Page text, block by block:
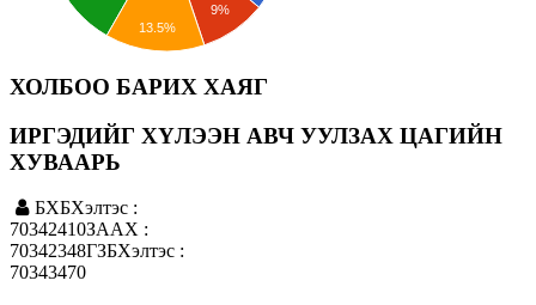
9%
13.5%
ХОЛБОО БАРИХ ХАЯГ
ИРГЭДИЙГ ХҮЛЭЭН АВЧ УУЛЗАХ ЦАГИЙН
ХУВААРЬ
БХБХэлтэс :
70342410ЗААХ :
70342348ГЗБХэлтэс :
70343470